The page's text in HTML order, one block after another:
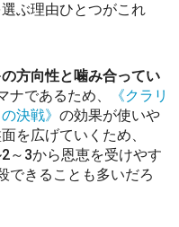
ぶ理由ひとつがこれ
方向性と噛み合ってい
ナであるため、
《クラリ
の決戦》の効果が使いや
を広げていくため、
～3から恩恵を受けやす
できることも多いだろ